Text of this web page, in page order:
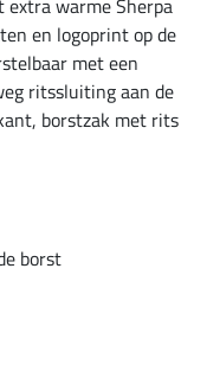
warme Sherpa
en logoprint op de
met een
ritssluiting aan de
borstzak met rits
borst